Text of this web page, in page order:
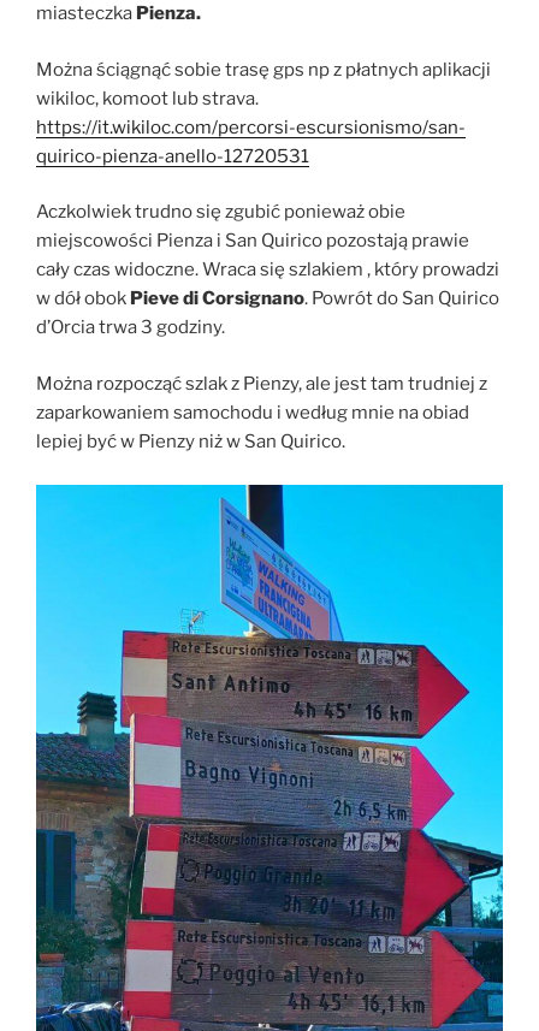
miasteczka Pienza.
Można ściągnąć sobie trasę gps np z płatnych aplikacji
wikiloc, komoot lub strava.
https://it.wikiloc.com/percorsi-escursionismo/san-
quirico-pienza-anello-12720531
Aczkolwiek trudno się zgubić ponieważ obie
miejscowości Pienza i San Quirico pozostają prawie
cały czas widoczne. Wraca się szlakiem , który prowadzi
w dół obok Pieve di Corsignano. Powrót do San Quirico
d’Orcia trwa 3 godziny.
Można rozpocząć szlak z Pienzy, ale jest tam trudniej z
zaparkowaniem samochodu i według mnie na obiad
lepiej być w Pienzy niż w San Quirico.